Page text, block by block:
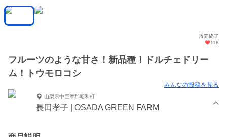
販売終了
118
フルーツのような甘さ！新品種！ドルチェドリー
ム！トウモロコシ
みんなの投稿を見る
山梨県中巨摩郡昭和町
長田孝子 | OSADA GREEN FARM